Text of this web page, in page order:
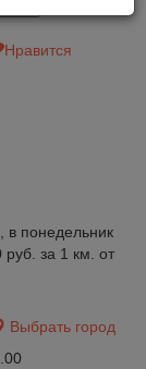
Нравится
в понедельник
руб. за 1 км. от
Выбрать город